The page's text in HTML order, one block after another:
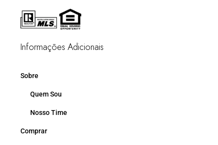
Informações Adicionais
Sobre
Quem Sou
Nosso Time
Comprar